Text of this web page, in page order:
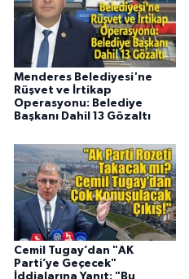
Menderes Belediyesi'ne
Rüşvet ve İrtikap
Operasyonu: Belediye
Başkanı Dahil 13 Gözaltı
Cemil Tugay’dan "AK
Parti’ye Geçecek"
İddialarına Yanıt: "Bu